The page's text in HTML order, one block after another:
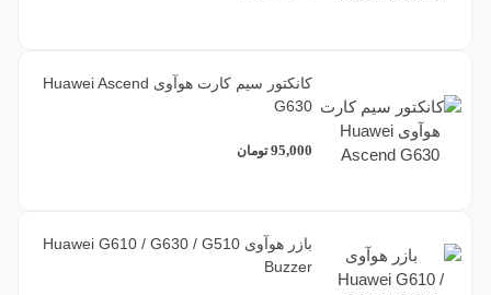
کانکتور سیم کارت هوآوی Huawei Ascend
G630
95,000 تومان
بازر هوآوی Huawei G610 / G630 / G510
Buzzer